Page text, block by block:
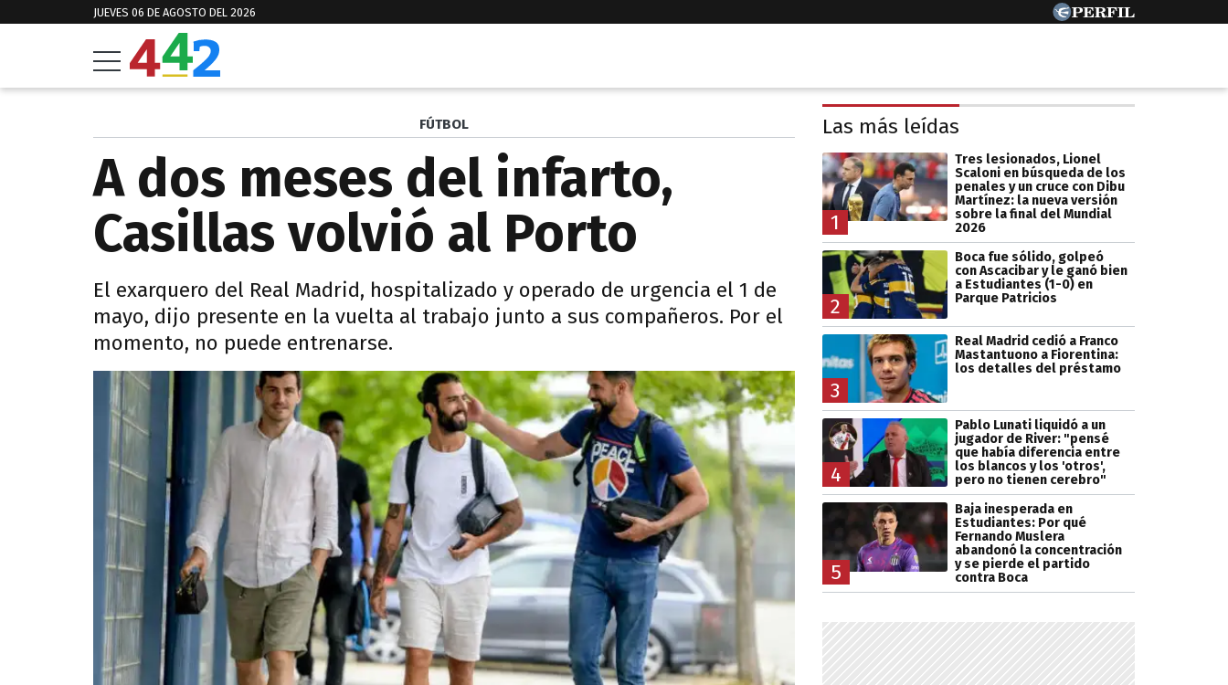
JUEVES 06 DE AGOSTO DEL 2026
FÚTBOL
A dos meses del infarto,
Casillas volvió al Porto
El exarquero del Real Madrid, hospitalizado y operado de urgencia el 1 de
mayo, dijo presente en la vuelta al trabajo junto a sus compañeros. Por el
momento, no puede entrenarse.
Las más leídas
1
Tres lesionados, Lionel
Scaloni en búsqueda de los
penales y un cruce con Dibu
Martínez: la nueva versión
sobre la final del Mundial
2026
2
Boca fue sólido, golpeó
con Ascacibar y le ganó bien
a Estudiantes (1-0) en
Parque Patricios
3
Real Madrid cedió a Franco
Mastantuono a Fiorentina:
los detalles del préstamo
4
Pablo Lunati liquidó a un
jugador de River: "pensé
que había diferencia entre
los blancos y los 'otros',
pero no tienen cerebro"
5
Baja inesperada en
Estudiantes: Por qué
Fernando Muslera
abandonó la concentración
y se pierde el partido
contra Boca